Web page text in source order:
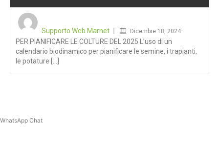
Supporto Web Marnet
Dicembre 18, 2024
PER PIANIFICARE LE COLTURE DEL 2025 L’uso di un
calendario biodinamico per pianificare le semine, i trapianti,
le potature [...]
WhatsApp Chat